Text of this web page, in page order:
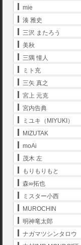
mie
湊 雅史
三沢 またろう
美秋
三隅 憧人
ミト充
三矢 真之
宮上 元克
宮内告典
ミユキ（MIYUKI）
MIZUTAK
moAi
茂木 左
もりもりもと
森∞拓也
ミスター小西
MUROCHIN
明神竜太郎
ナガマツシンタロウ